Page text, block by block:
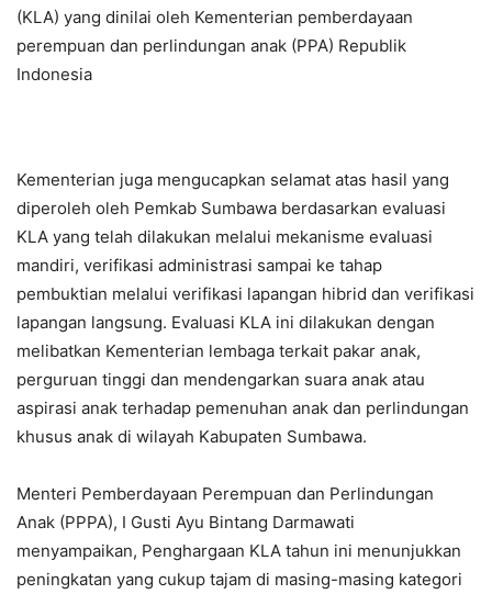
(KLA) yang dinilai oleh Kementerian pemberdayaan
perempuan dan perlindungan anak (PPA) Republik
Indonesia
Kementerian juga mengucapkan selamat atas hasil yang
diperoleh oleh Pemkab Sumbawa berdasarkan evaluasi
KLA yang telah dilakukan melalui mekanisme evaluasi
mandiri, verifikasi administrasi sampai ke tahap
pembuktian melalui verifikasi lapangan hibrid dan verifikasi
lapangan langsung. Evaluasi KLA ini dilakukan dengan
melibatkan Kementerian lembaga terkait pakar anak,
perguruan tinggi dan mendengarkan suara anak atau
aspirasi anak terhadap pemenuhan anak dan perlindungan
khusus anak di wilayah Kabupaten Sumbawa.
Menteri Pemberdayaan Perempuan dan Perlindungan
Anak (PPPA), I Gusti Ayu Bintang Darmawati
menyampaikan, Penghargaan KLA tahun ini menunjukkan
peningkatan yang cukup tajam di masing-masing kategori